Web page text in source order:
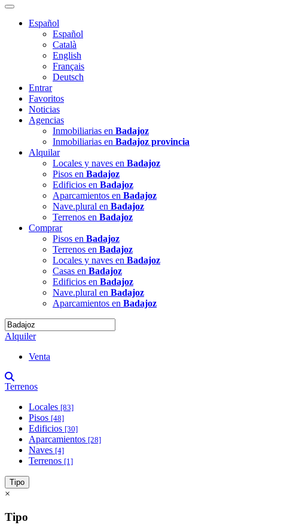
Español
Español
Català
English
Français
Deutsch
Entrar
Favoritos
Noticias
Agencias
Inmobiliarias en Badajoz
Inmobiliarias en Badajoz provincia
Alquilar
Locales y naves en Badajoz
Pisos en Badajoz
Edificios en Badajoz
Aparcamientos en Badajoz
Nave.plural en Badajoz
Terrenos en Badajoz
Comprar
Pisos en Badajoz
Terrenos en Badajoz
Locales y naves en Badajoz
Casas en Badajoz
Edificios en Badajoz
Nave.plural en Badajoz
Aparcamientos en Badajoz
Alquiler
Venta
Terrenos
Locales [83]
Pisos [48]
Edificios [30]
Aparcamientos [28]
Naves [4]
Terrenos [1]
Tipo
×
Tipo